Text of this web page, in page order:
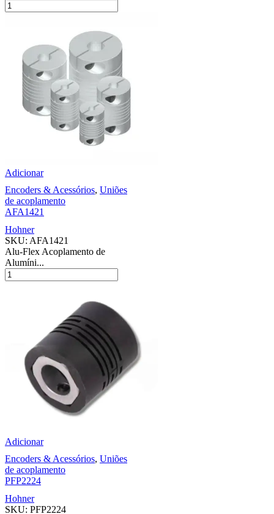
Adicionar
Encoders & Acessórios, Uniões
de acoplamento
AFA1421
Hohner
SKU: AFA1421
Alu-Flex Acoplamento de
Alumíni...
Adicionar
Encoders & Acessórios, Uniões
de acoplamento
PFP2224
Hohner
SKU: PFP2224